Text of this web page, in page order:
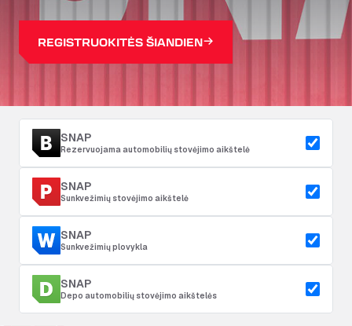
REGISTRUOKITĖS ŠIANDIEN
SNAP
Rezervuojama automobilių stovėjimo aikštelė
SNAP
Sunkvežimių stovėjimo aikštelė
SNAP
Sunkvežimių plovykla
SNAP
Depo automobilių stovėjimo aikštelės